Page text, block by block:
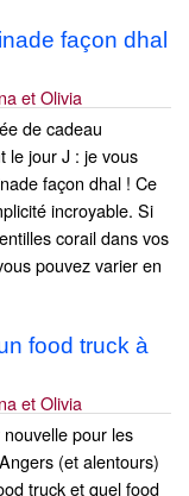
façon dhal
et Olivia
de cadeau
le jour J : je vous
façon dhal ! Ce
incroyable. Si
corail dans vos
pouvez varier en
food truck à
et Olivia
pour les
(et alentours)
truck et quel food